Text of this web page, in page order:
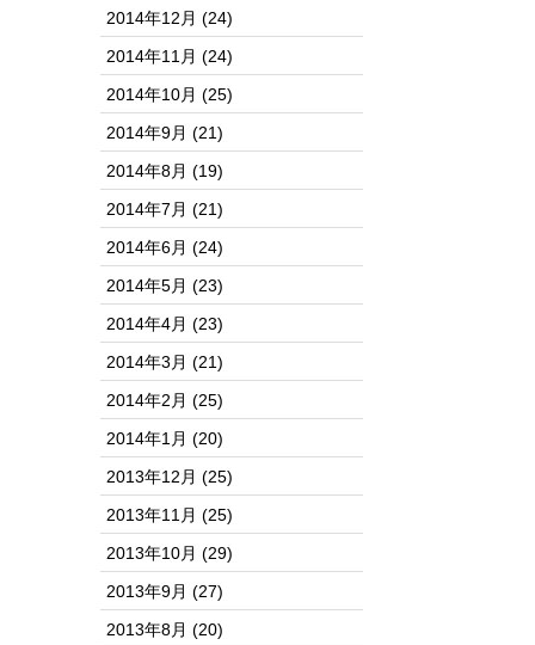
2014年12月 (24)
2014年11月 (24)
2014年10月 (25)
2014年9月 (21)
2014年8月 (19)
2014年7月 (21)
2014年6月 (24)
2014年5月 (23)
2014年4月 (23)
2014年3月 (21)
2014年2月 (25)
2014年1月 (20)
2013年12月 (25)
2013年11月 (25)
2013年10月 (29)
2013年9月 (27)
2013年8月 (20)